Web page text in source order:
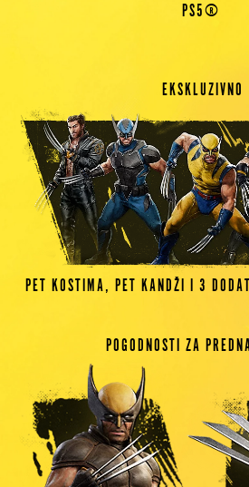
PS5®
EKSKLUZIVNO
PET KOSTIMA, PET KANDŽI I 3
POGODNOSTI ZA